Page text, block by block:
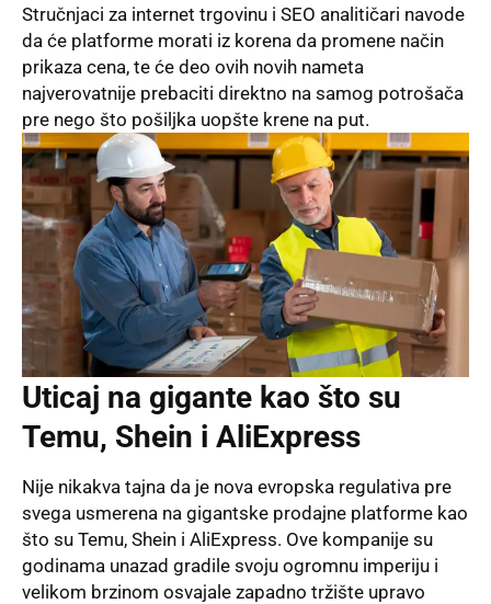
Stručnjaci za internet trgovinu i SEO analitičari navode
da će platforme morati iz korena da promene način
prikaza cena, te će deo ovih novih nameta
najverovatnije prebaciti direktno na samog potrošača
pre nego što pošiljka uopšte krene na put.
Uticaj na gigante kao što su
Temu, Shein i AliExpress
Nije nikakva tajna da je nova evropska regulativa pre
svega usmerena na gigantske prodajne platforme kao
što su Temu, Shein i AliExpress. Ove kompanije su
godinama unazad gradile svoju ogromnu imperiju i
velikom brzinom osvajale zapadno tržište upravo